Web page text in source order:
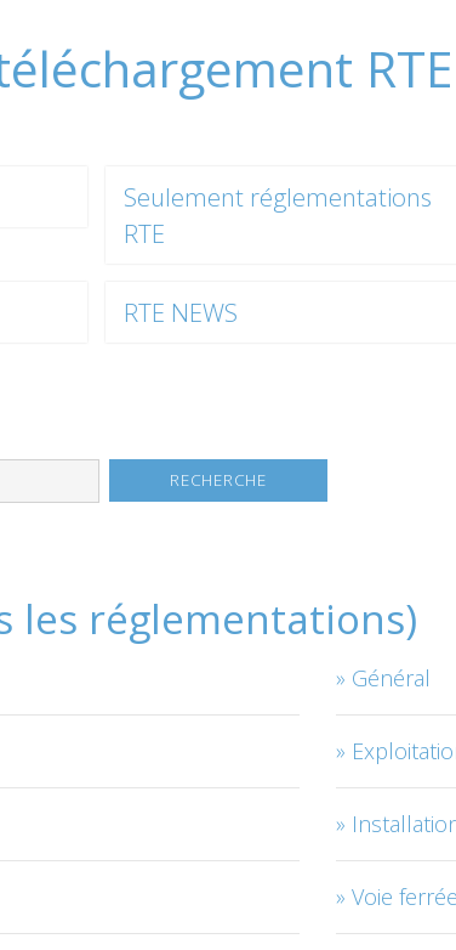
RTE
Seulement réglementations
RTE
RTE NEWS
les réglementations)
Général
Voie ferrée